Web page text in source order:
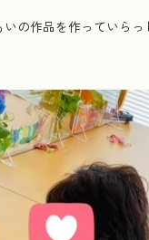
の作品を作っていらっ